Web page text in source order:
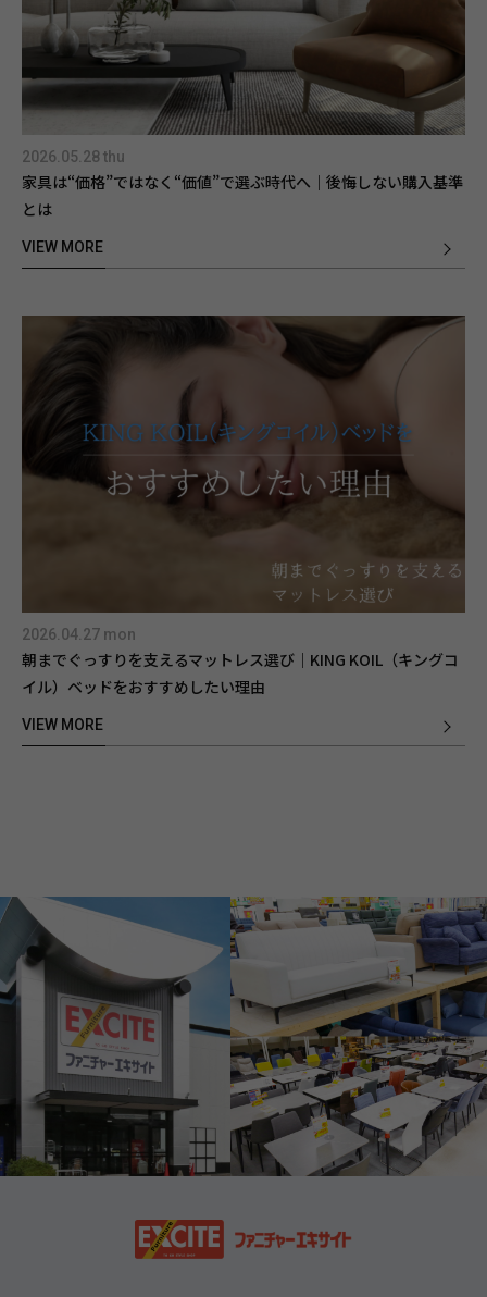
2026.05.28 thu
家具は“価格”ではなく“価値”で選ぶ時代へ｜後悔しない購入基準
とは
VIEW MORE
2026.04.27 mon
朝までぐっすりを支えるマットレス選び｜KING KOIL（キングコ
イル）ベッドをおすすめしたい理由
VIEW MORE